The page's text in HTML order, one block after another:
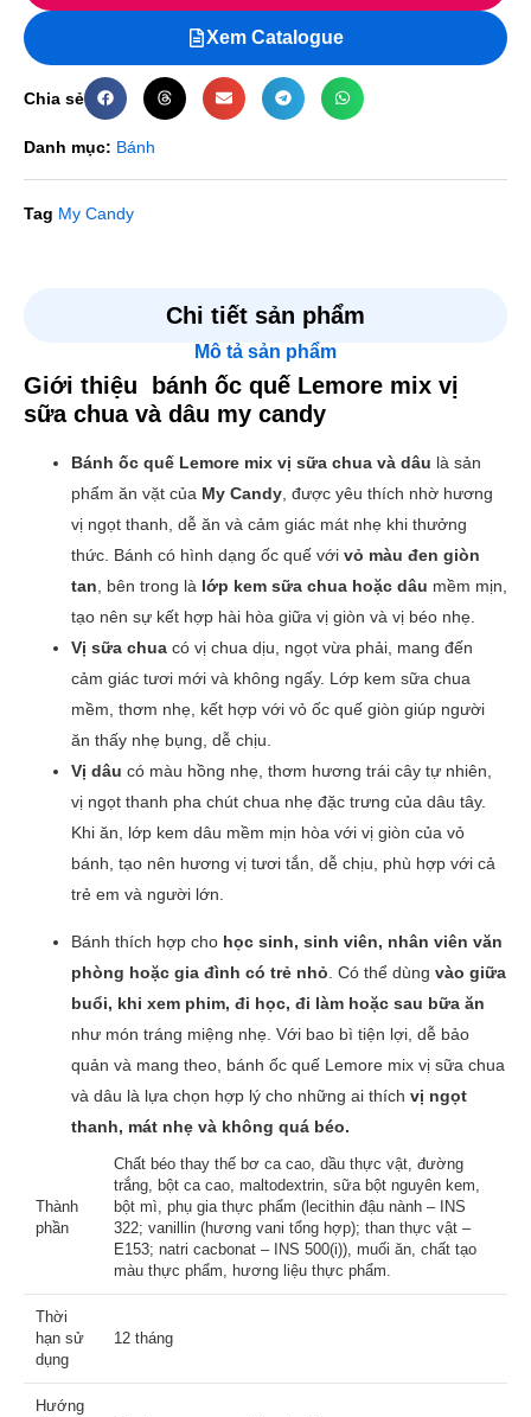
Xem Catalogue
Chia sẻ
Danh mục: Bánh
Tag My Candy
Chi tiết sản phẩm
Mô tả sản phẩm
Giới thiệu bánh ốc quế Lemore mix vị
sữa chua và dâu my candy
Bánh ốc quế Lemore mix vị sữa chua và dâu là sản
phẩm ăn vặt của My Candy , được yêu thích nhờ hương
vị ngọt thanh, dễ ăn và cảm giác mát nhẹ khi thưởng
thức. Bánh có hình dạng ốc quế với vỏ màu đen giòn
tan , bên trong là lớp kem sữa chua hoặc dâu mềm mịn,
tạo nên sự kết hợp hài hòa giữa vị giòn và vị béo nhẹ.
Vị sữa chua có vị chua dịu, ngọt vừa phải, mang đến
cảm giác tươi mới và không ngấy. Lớp kem sữa chua
mềm, thơm nhẹ, kết hợp với vỏ ốc quế giòn giúp người
ăn thấy nhẹ bụng, dễ chịu.
Vị dâu có màu hồng nhẹ, thơm hương trái cây tự nhiên,
vị ngọt thanh pha chút chua nhẹ đặc trưng của dâu tây.
Khi ăn, lớp kem dâu mềm mịn hòa với vị giòn của vỏ
bánh, tạo nên hương vị tươi tắn, dễ chịu, phù hợp với cả
trẻ em và người lớn.
Bánh thích hợp cho học sinh, sinh viên, nhân viên văn
phòng hoặc gia đình có trẻ nhỏ . Có thể dùng vào giữa
buổi, khi xem phim, đi học, đi làm hoặc sau bữa ăn
như món tráng miệng nhẹ. Với bao bì tiện lợi, dễ bảo
quản và mang theo, bánh ốc quế Lemore mix vị sữa chua
và dâu là lựa chọn hợp lý cho những ai thích vị ngọt
thanh, mát nhẹ và không quá béo.
Thành
phần
Chất béo thay thế bơ ca cao, dầu thực vật, đường
trắng, bột ca cao, maltodextrin, sữa bột nguyên kem,
bột mì, phụ gia thực phẩm (lecithin đậu nành – INS
322; vanillin (hương vani tổng hợp); than thực vật –
E153; natri cacbonat – INS 500(i)), muối ăn, chất tạo
màu thực phẩm, hương liệu thực phẩm.
Thời
hạn sử
dụng
12 tháng
Hướng